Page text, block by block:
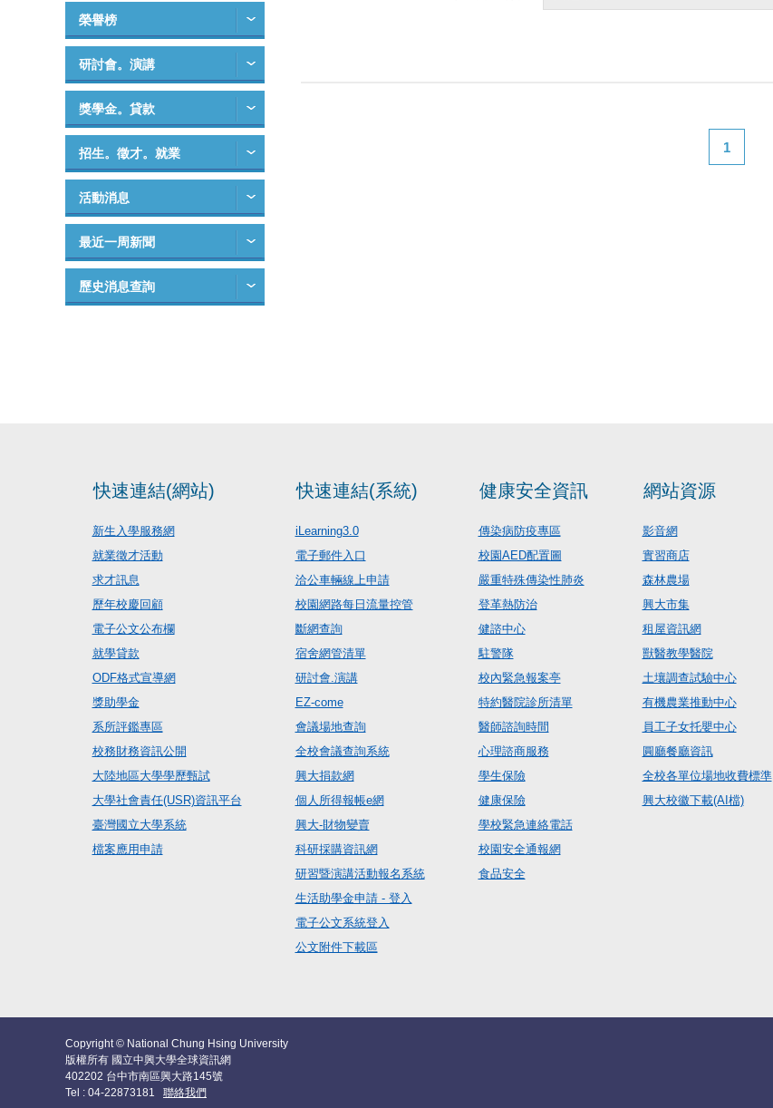
榮譽榜
研討會。演講
獎學金。貸款
招生。徵才。就業
活動消息
最近一周新聞
歷史消息查詢
1
快速連結(網站)
新生入學服務網
就業徵才活動
求才訊息
歷年校慶回顧
電子公文公布欄
就學貸款
ODF格式宣導網
獎助學金
系所評鑑專區
校務財務資訊公開
大陸地區大學學歷甄試
大學社會責任(USR)資訊平台
臺灣國立大學系統
檔案應用申請
快速連結(系統)
iLearning3.0
電子郵件入口
洽公車輛線上申請
校園網路每日流量控管
斷網查詢
宿舍網管清單
研討會.演講
EZ-come
會議場地查詢
全校會議查詢系統
興大捐款網
個人所得報帳e網
興大-財物變賣
科研採購資訊網
研習暨演講活動報名系統
生活助學金申請 - 登入
電子公文系統登入
公文附件下載區
健康安全資訊
傳染病防疫專區
校園AED配置圖
嚴重特殊傳染性肺炎
登革熱防治
健諮中心
駐警隊
校內緊急報案亭
特約醫院診所清單
醫師諮詢時間
心理諮商服務
學生保險
健康保險
學校緊急連絡電話
校園安全通報網
食品安全
網站資源
影音網
實習商店
森林農場
興大市集
租屋資訊網
獸醫教學醫院
土壤調查試驗中心
有機農業推動中心
員工子女托嬰中心
圓廳餐廳資訊
全校各單位場地收費標準
興大校徽下載(AI檔)
Copyright © National Chung Hsing University
版權所有 國立中興大學全球資訊網
402202 台中市南區興大路145號
Tel : 04-22873181 聯絡我們